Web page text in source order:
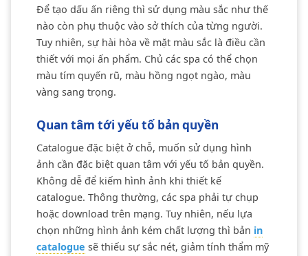
Để tạo dấu ấn riêng thì sử dụng màu sắc như thế
nào còn phụ thuộc vào sở thích của từng người.
Tuy nhiên, sự hài hòa về mặt màu sắc là điều cần
thiết với mọi ấn phẩm. Chủ các spa có thể chọn
màu tím quyến rũ, màu hồng ngọt ngào, màu
vàng sang trọng.
Quan tâm tới yếu tố bản quyền
Catalogue đặc biệt ở chỗ, muốn sử dụng hình
ảnh cần đặc biệt quan tâm với yếu tố bản quyền.
Không dễ để kiếm hình ảnh khi thiết kế
catalogue. Thông thường, các spa phải tự chụp
hoặc download trên mạng. Tuy nhiên, nếu lựa
chọn những hình ảnh kém chất lượng thì bản in
catalogue sẽ thiếu sự sắc nét, giảm tính thẩm mỹ